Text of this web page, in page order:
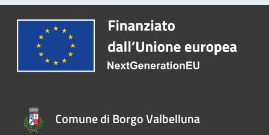
Comune di Borgo Valbelluna